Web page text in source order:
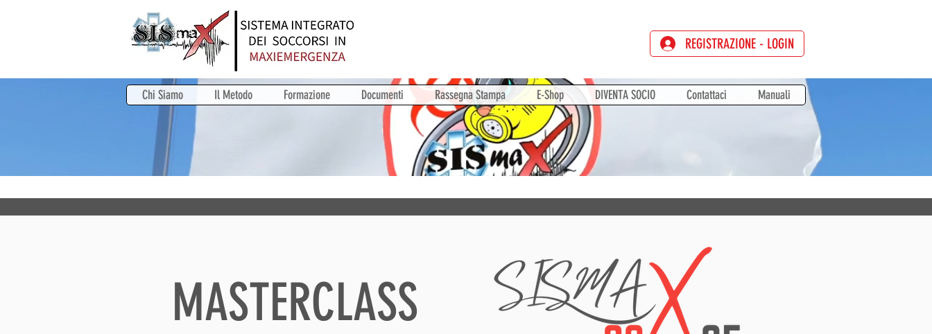
REGISTRAZIONE - LOGIN
Chi Siamo Il Metodo Formazione Documenti Rassegna Stampa E-Shop DIVENTA SOCIO Contattaci Manuali
MASTERCLASS